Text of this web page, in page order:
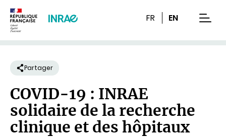
FR EN
Partager
COVID-19 : INRAE
solidaire de la recherche
clinique et des hôpitaux